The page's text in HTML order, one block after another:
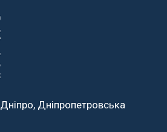
Дніпропетровська